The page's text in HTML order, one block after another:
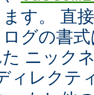
す。 直
グの書
ニック
ィレクテ